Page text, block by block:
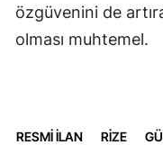
özgüvenini de
olması muhtemel.
RESMİ İLAN RİZE